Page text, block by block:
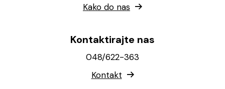
Kako do nas
Kontaktirajte nas
048/622-363
Kontakt